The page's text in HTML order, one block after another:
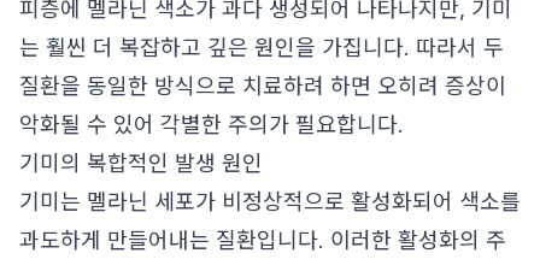
피층에 멜라닌 색소가 과다 생성되어 나타나지만, 기미
는 훨씬 더 복잡하고 깊은 원인을 가집니다. 따라서 두
질환을 동일한 방식으로 치료하려 하면 오히려 증상이
악화될 수 있어 각별한 주의가 필요합니다.
기미의 복합적인 발생 원인
기미는 멜라닌 세포가 비정상적으로 활성화되어 색소를
과도하게 만들어내는 질환입니다. 이러한 활성화의 주